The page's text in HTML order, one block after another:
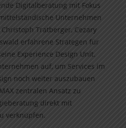
Digitalberatung mit Fokus
Unternehmen
Tratberger, Cezary
erfahrene Strategen für
Experience Design Unit.
auf, um Services im
noch weiter auszubauen
zentralen Ansatz zu
direkt mit
verknüpfen.